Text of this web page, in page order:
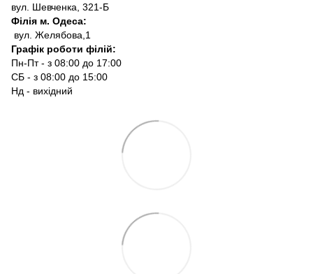
вул. Шевченка, 321-Б
Філія м. Одеса:
вул. Желябова,1
Графік роботи філій:
Пн-Пт - з 08:00 до 17:00
СБ - з 08:00 до 15:00
Нд - вихідний